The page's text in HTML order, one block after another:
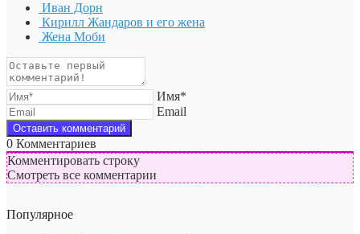
Иван Дорн
Кирилл Жандаров и его жена
Жена Моби
Имя*
Email
0 Комментариев
Комментировать строку
Смотреть все комментарии
Популярное